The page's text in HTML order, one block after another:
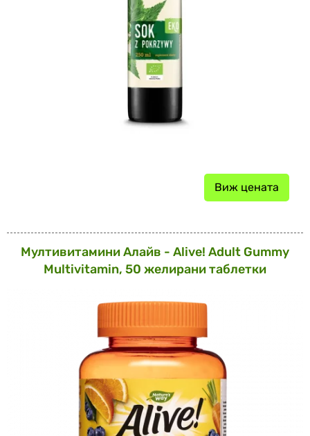
Виж цената
Мултивитамини Алайв - Alive! Adult Gummy
Multivitamin, 50 желирани таблетки